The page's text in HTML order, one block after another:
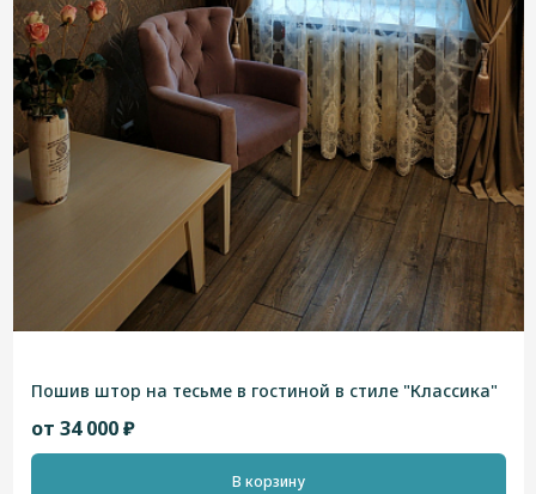
Пошив штор на тесьме в гостиной в стиле "Классика"
от 34 000 ₽
В корзину